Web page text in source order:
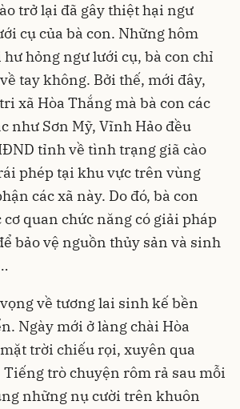
trở lại đã gây thiệt hại ngư
cụ của bà con. Những hôm
hư hỏng ngư lưới cụ, bà con chỉ
tay không. Bởi thế, mới đây,
xã Hòa Thắng mà bà con các
như Sơn Mỹ, Vĩnh Hảo đều
tỉnh về tình trạng giã cào
phép tại khu vực trên vùng
các xã này. Do đó, bà con
quan chức năng có giải pháp
bảo vệ nguồn thủy sản và sinh
về tương lai sinh kế bền
Ngày mới ở làng chài Hòa
trời chiếu rọi, xuyên qua
trò chuyện rôm rả sau mỗi
những nụ cười trên khuôn